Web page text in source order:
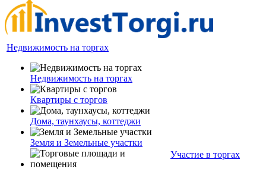
Недвижимость на торгах
Недвижимость на торгах
Квартиры с торгов
Дома, таунхаусы, коттеджи
Земля и Земельные участки
Участие в торгах